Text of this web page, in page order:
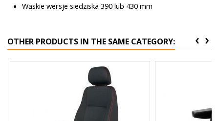
Wąskie wersje siedziska 390 lub 430 mm
OTHER PRODUCTS IN THE SAME CATEGORY: ‹ ›